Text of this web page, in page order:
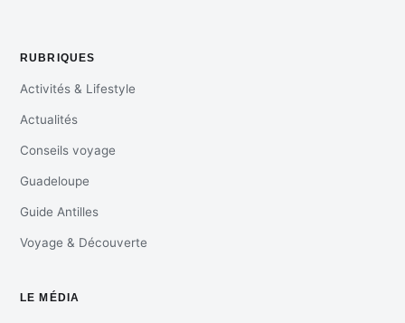
RUBRIQUES
Activités & Lifestyle
Actualités
Conseils voyage
Guadeloupe
Guide Antilles
Voyage & Découverte
LE MÉDIA